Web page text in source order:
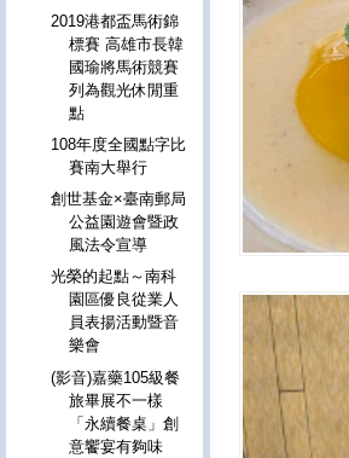
2019港都盃馬術錦
標賽 高雄市長韓
國瑜將馬術競賽
列為觀光休閒重
點
108年度全國點字比
賽南大舉行
創世基金×臺南郵局
公益園遊會暨政
風法令宣導
光榮的起點～南科
園區優良從業人
員表揚活動暨音
樂會
(影音)嘉藥105級餐
旅畢展不一樣
「永續餐桌」創
意饗宴有夠味